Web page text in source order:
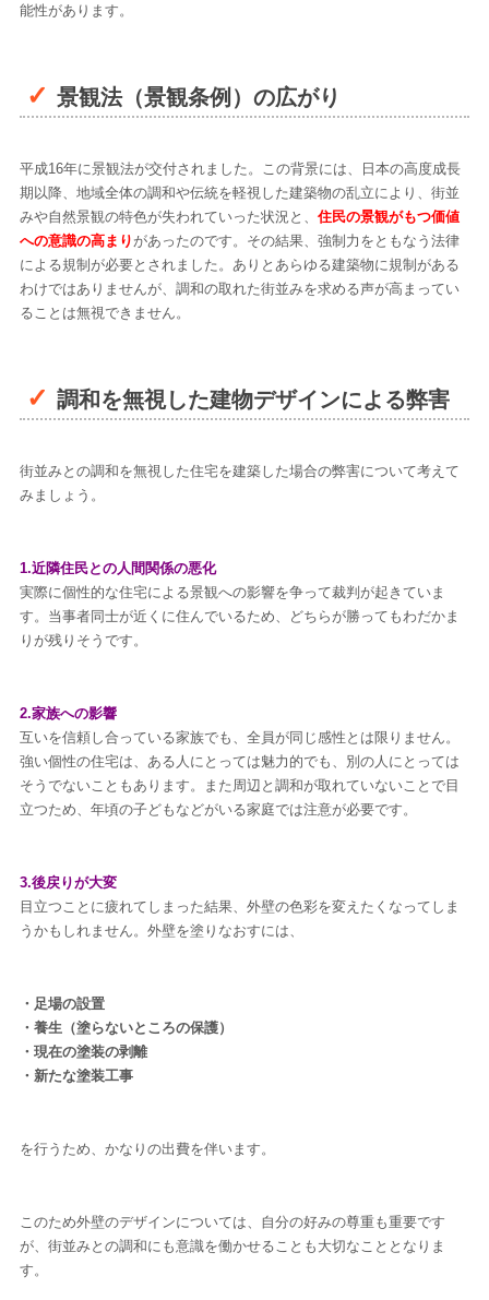
能性があります。
景観法（景観条例）の広がり
平成16年に景観法が交付されました。この背景には、日本の高度成長
期以降、地域全体の調和や伝統を軽視した建築物の乱立により、街並
みや自然景観の特色が失われていった状況と、 住民の景観がもつ価値
への意識の高まり があったのです。その結果、強制力をともなう法律
による規制が必要とされました。ありとあらゆる建築物に規制がある
わけではありませんが、調和の取れた街並みを求める声が高まってい
ることは無視できません。
調和を無視した建物デザインによる弊害
街並みとの調和を無視した住宅を建築した場合の弊害について考えて
みましょう。
1.近隣住民との人間関係の悪化
実際に個性的な住宅による景観への影響を争って裁判が起きていま
す。当事者同士が近くに住んでいるため、どちらが勝ってもわだかま
りが残りそうです。
2.家族への影響
互いを信頼し合っている家族でも、全員が同じ感性とは限りません。
強い個性の住宅は、ある人にとっては魅力的でも、別の人にとっては
そうでないこともあります。また周辺と調和が取れていないことで目
立つため、年頃の子どもなどがいる家庭では注意が必要です。
3.後戻りが大変
目立つことに疲れてしまった結果、外壁の色彩を変えたくなってしま
うかもしれません。外壁を塗りなおすには、
・足場の設置
・養生（塗らないところの保護）
・現在の塗装の剥離
・新たな塗装工事
を行うため、かなりの出費を伴います。
このため外壁のデザインについては、自分の好みの尊重も重要です
が、街並みとの調和にも意識を働かせることも大切なこととなりま
す。